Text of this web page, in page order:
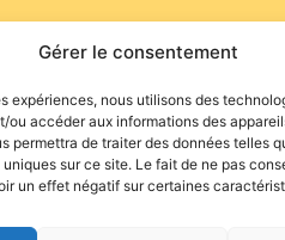
Gérer le consentement
expériences, nous utilisons des
ou accéder aux informations des
permettra de traiter des données telles
sur ce site. Le fait de ne pas
un effet négatif sur certaines